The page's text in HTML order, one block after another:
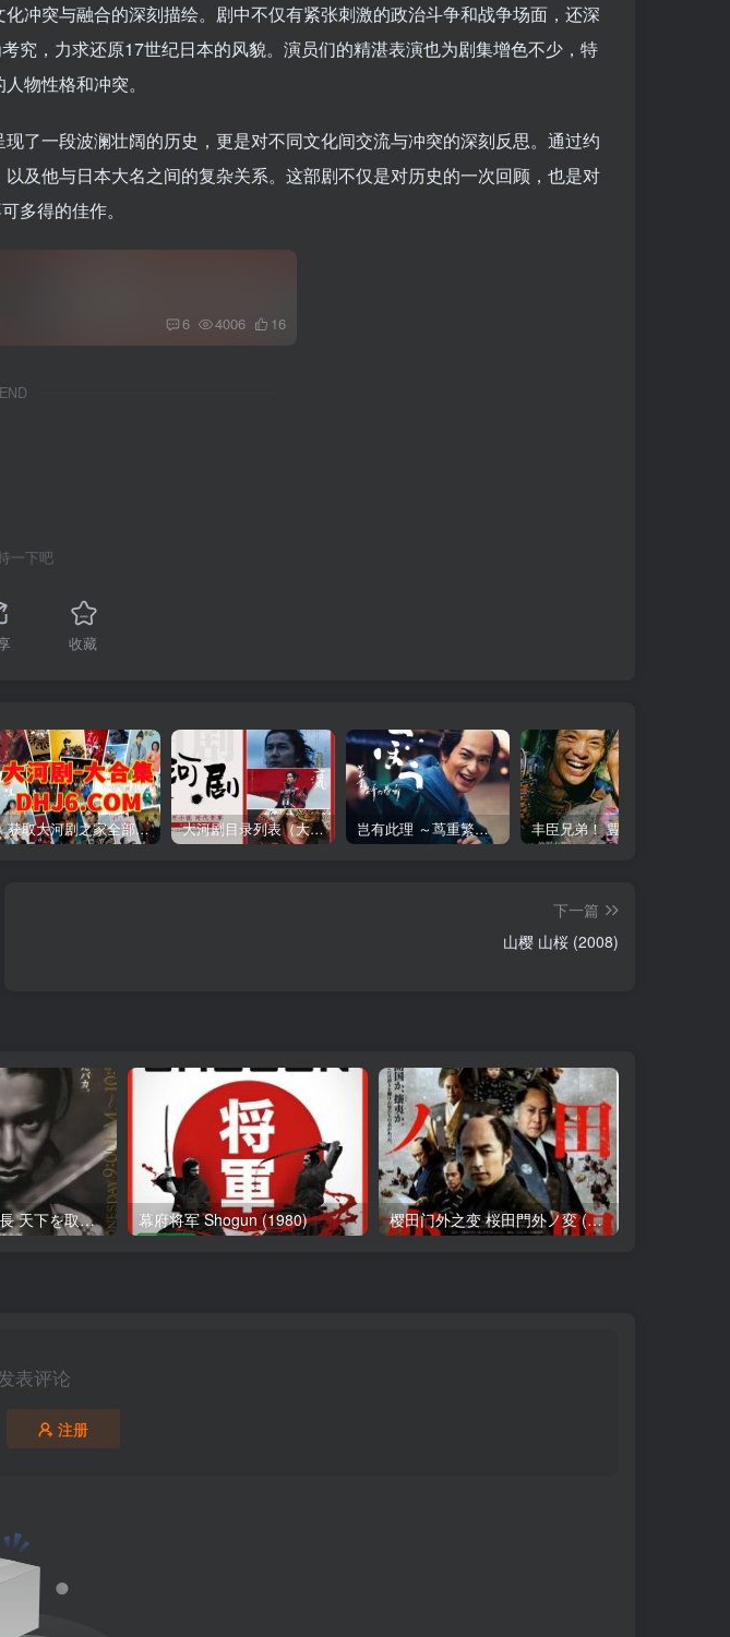
冲突与融合的深刻描绘。剧中不仅有紧张刺激的政治斗争和战争场面，还深
究，力求还原17世纪日本的风貌。演员们的精湛表演也为剧集增色不少，特
物性格和冲突。
了一段波澜壮阔的历史，更是对不同文化间交流与冲突的深刻反思。通过约
及他与日本大名之间的复杂关系。这部剧不仅是对历史的一次回顾，也是对
多得的佳作。
6 4006 16
一下吧
收藏
获取大河剧之家全部资源 大河剧目录列表（大河剧资源以本目录为准） 岂有此理 ～茑重繁华如梦故事～ べらぼう ～蔦重栄華乃夢噺～ (2025)
下一篇
山樱 山桜 (2008)
织田信长 織田信長 天下を取ったバカ (1998) 幕府将军 Shogun (1980) 樱田门外之变 桜田門外ノ変 (2010)
表评论
注册